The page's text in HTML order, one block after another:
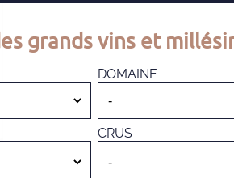
grands vins et
DOMAINE
CRUS